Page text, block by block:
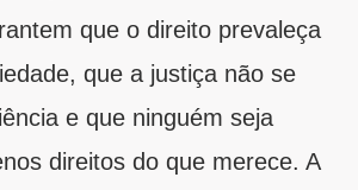
que o direito prevaleça
que a justiça não se
e que ninguém seja
direitos do que merece. A